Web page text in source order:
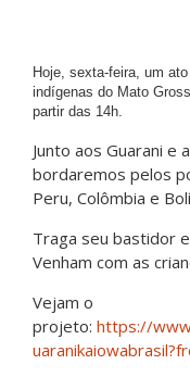
Hoje, sexta-feira, um
indígenas do Mato
partir das 14h.
Junto aos Guarani e
bordaremos pelos
Peru, Colômbia e
Traga seu bastidor
Venham com as
Vejam o
projeto: https://